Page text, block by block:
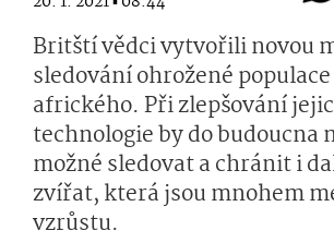
Britští vědci vytvořili novou
sledování ohrožené
afrického. Při zlepšování
technologie by do budoucna
možné sledovat a chránit i
zvířat, která jsou mnohem
vzrůstu.